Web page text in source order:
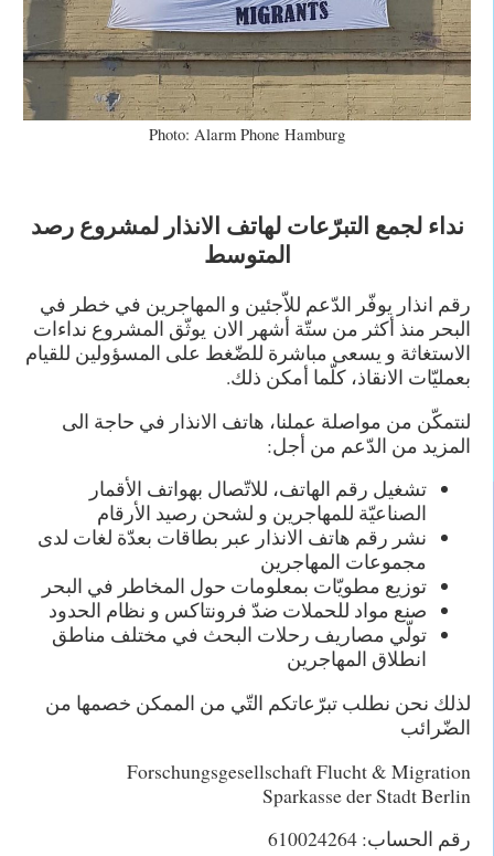
Photo: Alarm Phone Hamburg
نداء لجمع التبرّعات لهاتف الانذار لمشروع رصد
المتوسط
رقم انذار يوفّر الدّعم للاّجئين و المهاجرين في خطر في
البحر منذ أكثر من ستّة أشهر الان يوثّق المشروع نداءات
الاستغاثة و يسعى مباشرة للضّغط على المسؤولين للقيام
بعمليّات الانقاذ، كلّما أمكن ذلك.
لنتمكّن من مواصلة عملنا، هاتف الانذار في حاجة الى
المزيد من الدّعم من أجل:
تشغيل رقم الهاتف، للاتّصال بهواتف الأقمار
الصناعيّة للمهاجرين و لشحن رصيد الأرقام
نشر رقم هاتف الانذار عبر بطاقات بعدّة لغات لدى
مجموعات المهاجرين
توزيع مطويّات بمعلومات حول المخاطر في البحر
صنع مواد للحملات ضدّ فرونتاكس و نظام الحدود
تولّي مصاريف رحلات البحث في مختلف مناطق
انطلاق المهاجرين
لذلك نحن نطلب تبرّعاتكم التّي من الممكن خصمها من
الضّرائب
Forschungsgesellschaft Flucht & Migration
Sparkasse der Stadt Berlin
رقم الحساب: 610024264